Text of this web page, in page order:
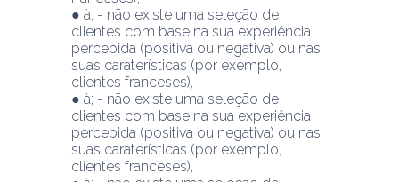
● à; - não existe uma seleção de
clientes com base na sua experiência
percebida (positiva ou negativa) ou nas
suas caraterísticas (por exemplo,
clientes franceses),
● à; - não existe uma seleção de
clientes com base na sua experiência
percebida (positiva ou negativa) ou nas
suas caraterísticas (por exemplo,
clientes franceses),